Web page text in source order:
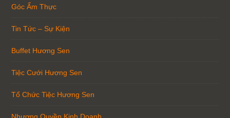
Góc Ẩm Thực
Tin Tức – Sự Kiện
Buffet Hương Sen
Tiệc Cưới Hương Sen
Tổ Chức Tiệc Hương Sen